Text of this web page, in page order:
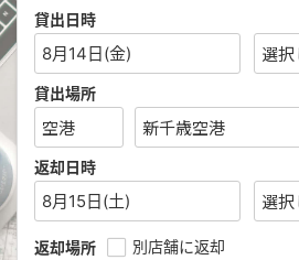
貸出日時
8月14日(金)
貸出場所
返却日時
8月15日(土)
返却場所 別店舗に返却